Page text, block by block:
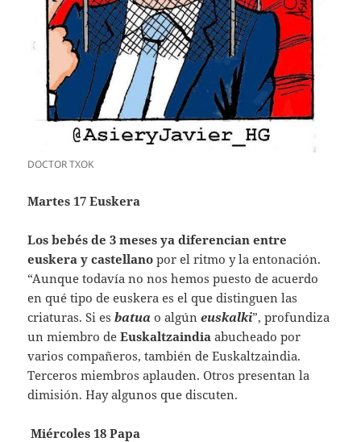
DOCTOR TXOK
Martes 17 Euskera
Los bebés de 3 meses ya diferencian entre
euskera y castellanopor el ritmo y la entonación.
“Aunque todavía no nos hemos puesto de acuerdo
en qué tipo de euskera es el que distinguen las
criaturas. Si es batua o algúneuskalki”, profundiza
un miembro deEuskaltzaindia abucheado por
varios compañeros, también de Euskaltzaindia.
Terceros miembros aplauden. Otros presentan la
dimisión. Hay algunos que discuten.
Miércoles 18 Papa